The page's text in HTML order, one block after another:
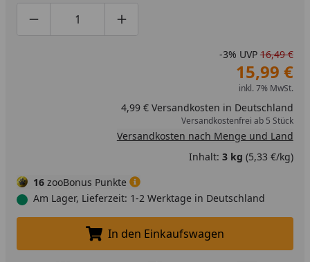
Produktmenge um eins verringern
Produktmenge manuell eingeben
Produktmenge um eins erhöhen
-3% UVP 16,49 €
15,99 €
inkl. 7% MwSt.
4,99 € Versandkosten in Deutschland
Versandkostenfrei ab 5 Stück
Versandkosten nach Menge und Land
Inhalt: 3 kg (5,33 €/kg)
16 zooBonus Punkte
Am Lager, Lieferzeit: 1-2 Werktage in Deutschland
In den Einkaufswagen legen
In den Einkaufswagen